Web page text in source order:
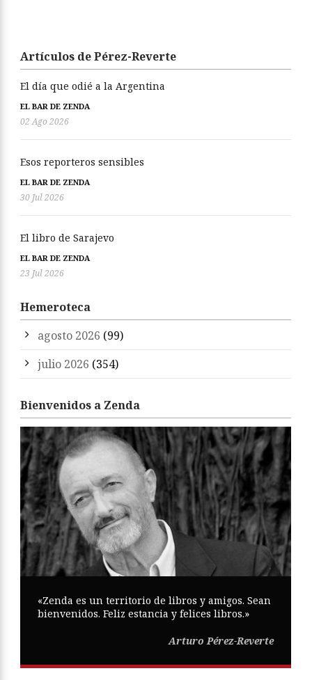
Artículos de Pérez-Reverte
El día que odié a la Argentina
EL BAR DE ZENDA
02 Ago 2026
Esos reporteros sensibles
EL BAR DE ZENDA
30 Jul 2026
El libro de Sarajevo
EL BAR DE ZENDA
23 Jul 2026
Hemeroteca
agosto 2026 (99)
julio 2026 (354)
Bienvenidos a Zenda
«Zenda es un territorio de libros y amigos. Sean
bienvenidos. Feliz estancia y felices libros.»
Arturo Pérez-Reverte